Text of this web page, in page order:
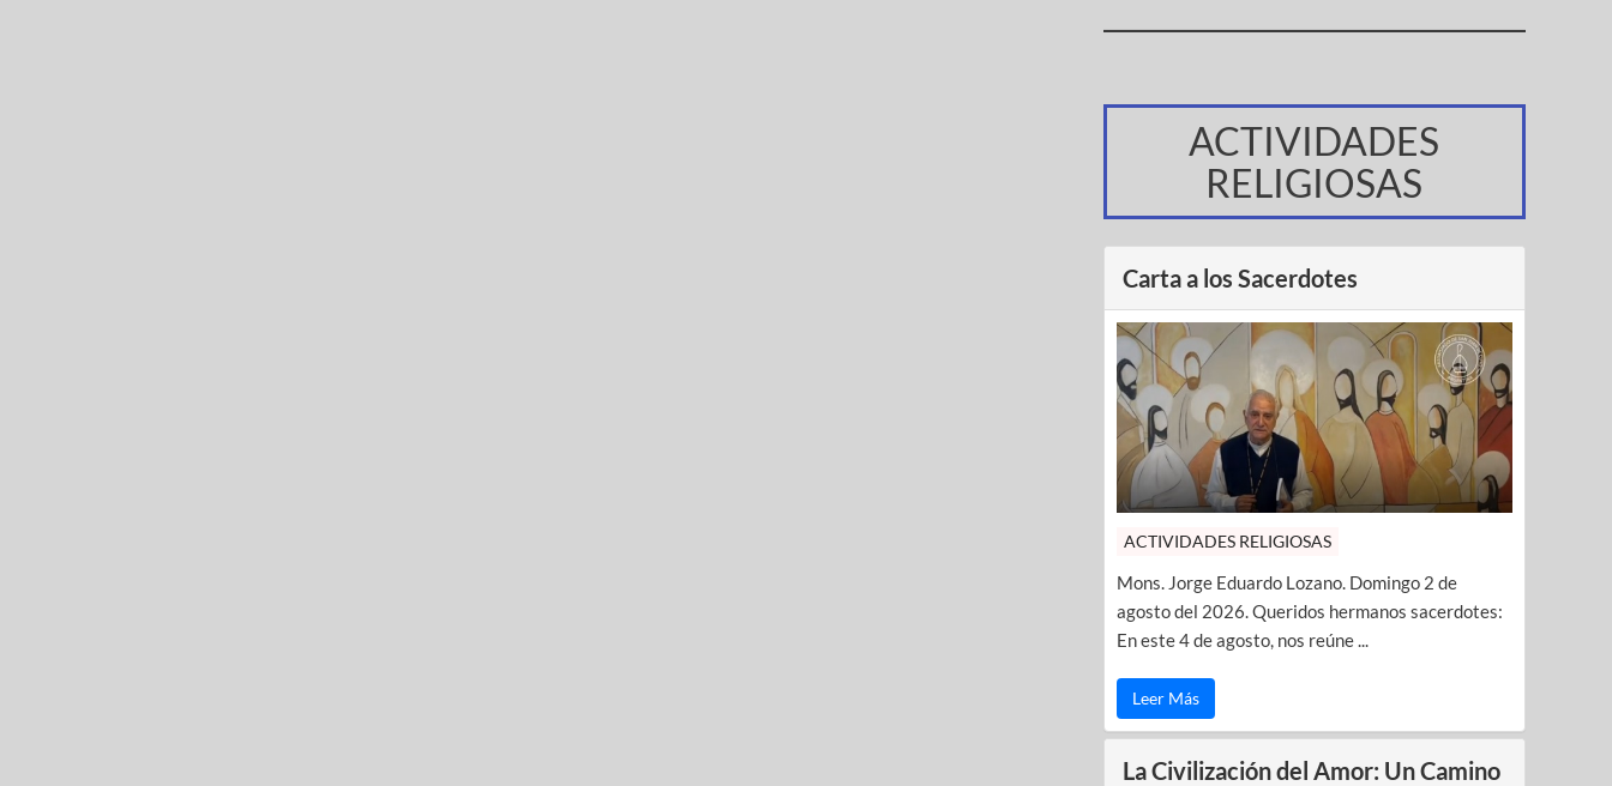
ACTIVIDADES
RELIGIOSAS
Carta a los Sacerdotes
ACTIVIDADES RELIGIOSAS
Mons. Jorge Eduardo Lozano. Domingo 2 de
agosto del 2026. Queridos hermanos sacerdotes:
En este 4 de agosto, nos reúne ...
Leer Más
La Civilización del Amor: Un Camino